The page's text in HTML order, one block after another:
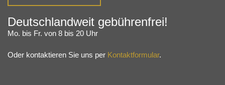
Deutschlandweit gebührenfrei!
Mo. bis Fr. von 8 bis 20 Uhr
Oder kontaktieren Sie uns per Kontaktformular.